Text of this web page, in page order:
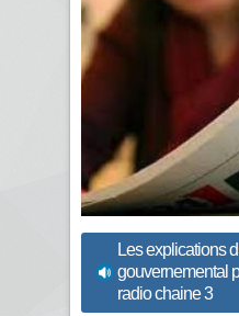
Les explications
gouvernemental
radio chaine 3